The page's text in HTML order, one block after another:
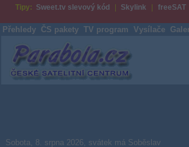
Tipy: Sweet.tv slevový kód Skylink freeSAT
Přehledy ČS pakety TV program Vysílače
Parabola.cz
Sobota, 8. srpna 2026, svátek má Soběslav